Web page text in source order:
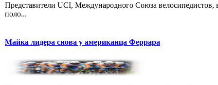
Представители UCI, Международного Союза
поло...
Майка лидера снова у американца Феррара